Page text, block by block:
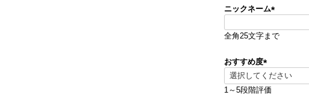
ニックネーム
必
全角25文字まで
おすすめ度
(
必
1～5段階評価